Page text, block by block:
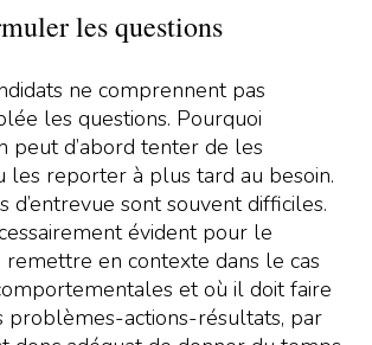
les questions
ne comprennent pas
les questions. Pourquoi
peut d’abord tenter de les
les reporter à plus tard au besoin.
d’entrevue sont souvent difficiles.
évident pour le
remettre en contexte dans le cas
et où il doit faire
problèmes-actions-résultats, par